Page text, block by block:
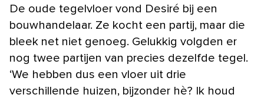
De oude tegelvloer vond Desiré bij een
bouwhandelaar. Ze kocht een partij, maar die
bleek net niet genoeg. Gelukkig volgden er
nog twee partijen van precies dezelfde tegel.
‘We hebben dus een vloer uit drie
verschillende huizen, bijzonder hè? Ik houd